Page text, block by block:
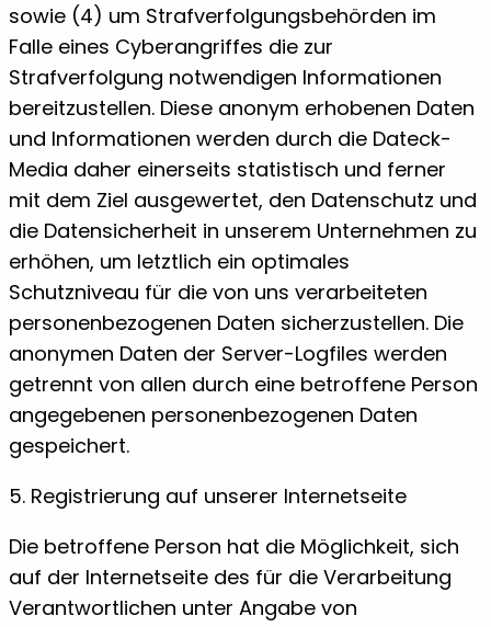
sowie (4) um Strafverfolgungsbehörden im
Falle eines Cyberangriffes die zur
Strafverfolgung notwendigen Informationen
bereitzustellen. Diese anonym erhobenen Daten
und Informationen werden durch die Dateck-
Media daher einerseits statistisch und ferner
mit dem Ziel ausgewertet, den Datenschutz und
die Datensicherheit in unserem Unternehmen zu
erhöhen, um letztlich ein optimales
Schutzniveau für die von uns verarbeiteten
personenbezogenen Daten sicherzustellen. Die
anonymen Daten der Server-Logfiles werden
getrennt von allen durch eine betroffene Person
angegebenen personenbezogenen Daten
gespeichert.
5. Registrierung auf unserer Internetseite
Die betroffene Person hat die Möglichkeit, sich
auf der Internetseite des für die Verarbeitung
Verantwortlichen unter Angabe von